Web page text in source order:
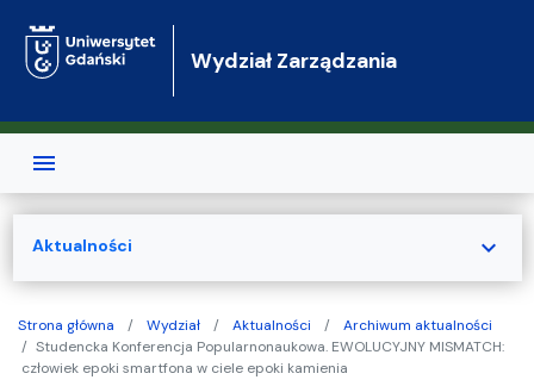
Wydział Zarządzania
Strona główna Wydział Aktualności
Archiwum aktualności
Studencka Konferencja Popularnonaukowa. EWOLUCYJNY MISMATCH:
człowiek epoki smartfona w ciele epoki kamienia
Aktualności expand_more